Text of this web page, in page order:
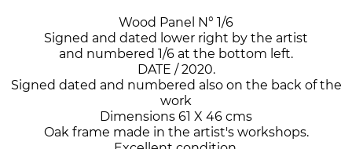
Wood Panel N° 1/6
Signed and dated lower right by the artist
and numbered 1/6 at the bottom left.
DATE / 2020.
Signed dated and numbered also on the back of the
work
Dimensions 61 X 46 cms
Oak frame made in the artist's workshops.